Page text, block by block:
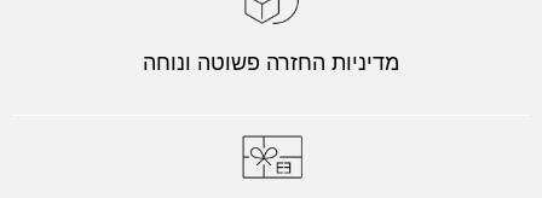
מדיניות החזרה פשוטה ונוחה